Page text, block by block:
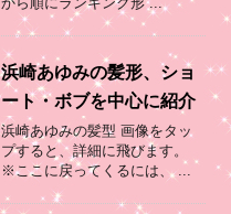
浜崎あゆみの髪形、ショ
ート・ボブを中心に紹介
浜崎あゆみの髪型 画像をタッ
プすると、詳細に飛びます。
※ここに戻ってくるには、 ...